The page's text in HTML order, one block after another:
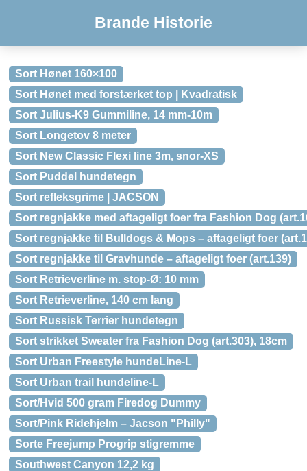
Brande Historie
Sort Hønet 160×100
Sort Hønet med forstærket top | Kvadratisk
Sort Julius-K9 Gummiline, 14 mm-10m
Sort Longetov 8 meter
Sort New Classic Flexi line 3m, snor-XS
Sort Puddel hundetegn
Sort refleksgrime | JACSON
Sort regnjakke med aftageligt foer fra Fashion Dog
Sort regnjakke til Bulldogs & Mops – aftageligt foer
Sort regnjakke til Gravhunde – aftageligt foer (art.139)
Sort Retrieverline m. stop-Ø: 10 mm
Sort Retrieverline, 140 cm lang
Sort Russisk Terrier hundetegn
Sort strikket Sweater fra Fashion Dog (art.303), 18cm
Sort Urban Freestyle hundeLine-L
Sort Urban trail hundeline-L
Sort/Hvid 500 gram Firedog Dummy
Sort/Pink Ridehjelm – Jacson "Philly"
Sorte Freejump Progrip stigremme
Southwest Canyon 12,2 kg